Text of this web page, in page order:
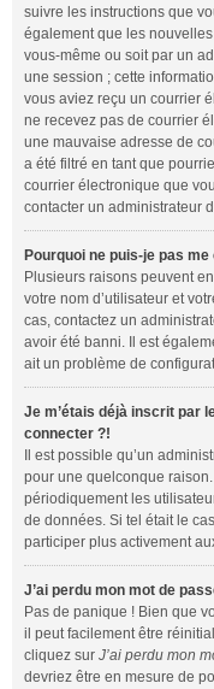
suivre les instructions que
également que les
vous-même ou soit par un
une session ; cette
vous aviez reçu un courrier
ne recevez pas de courrier
une mauvaise adresse de
a été filtré en tant que
courrier électronique que
contacter un administrateur
Pourquoi ne puis-je pas
Plusieurs raisons peuvent
votre nom d’utilisateur et
cas, contactez un
avoir été banni. Il est
ait un problème de
Je m’étais déjà inscrit par
connecter ?!
Il est possible qu’un
pour une quelconque
périodiquement les
de données. Si tel était le
participer plus activement
J’ai perdu mon mot de
Pas de panique ! Bien que
il peut facilement être
cliquez sur J’ai perdu mon
devriez être en mesure de